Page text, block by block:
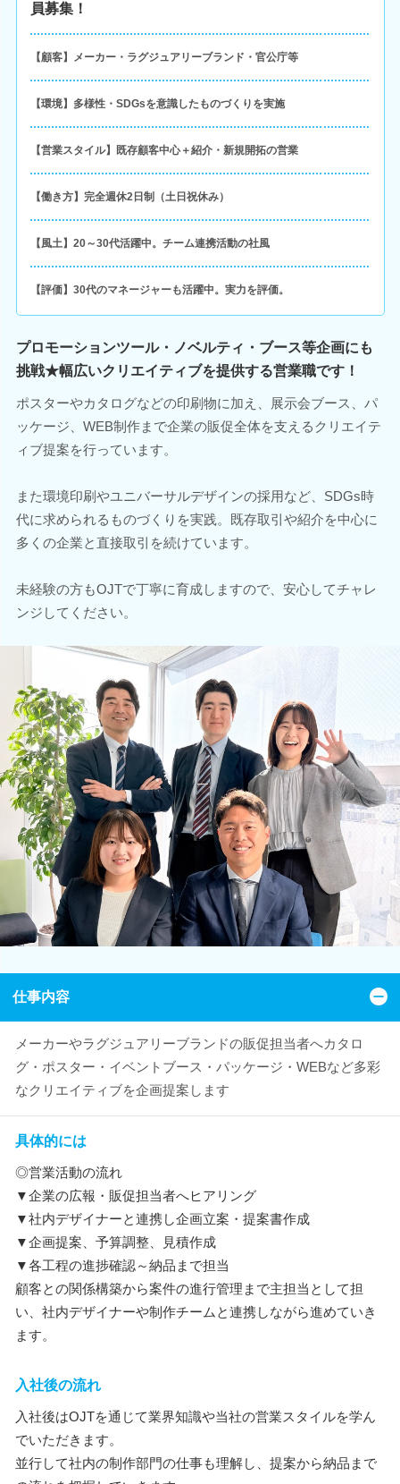
員募集！
【顧客】メーカー・ラグジュアリーブランド・官公庁等
【環境】多様性・SDGsを意識したものづくりを実施
【営業スタイル】既存顧客中心＋紹介・新規開拓の営業
【働き方】完全週休2日制（土日祝休み）
【風土】20～30代活躍中。チーム連携活動の社風
【評価】30代のマネージャーも活躍中。実力を評価。
プロモーションツール・ノベルティ・ブース等企画にも
挑戦★幅広いクリエイティブを提供する営業職です！
ポスターやカタログなどの印刷物に加え、展示会ブース、パ
ッケージ、WEB制作まで企業の販促全体を支えるクリエイテ
ィブ提案を行っています。
また環境印刷やユニバーサルデザインの採用など、SDGs時
代に求められるものづくりを実践。既存取引や紹介を中心に
多くの企業と直接取引を続けています。
未経験の方もOJTで丁寧に育成しますので、安心してチャレ
ンジしてください。
仕事内容
メーカーやラグジュアリーブランドの販促担当者へカタロ
グ・ポスター・イベントブース・パッケージ・WEBなど多彩
なクリエイティブを企画提案します
具体的には
◎営業活動の流れ
▼企業の広報・販促担当者へヒアリング
▼社内デザイナーと連携し企画立案・提案書作成
▼企画提案、予算調整、見積作成
▼各工程の進捗確認～納品まで担当
顧客との関係構築から案件の進行管理まで主担当として担
い、社内デザイナーや制作チームと連携しながら進めていき
ます。
入社後の流れ
入社後はOJTを通じて業界知識や当社の営業スタイルを学ん
でいただきます。
並行して社内の制作部門の仕事も理解し、提案から納品まで